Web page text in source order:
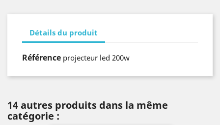
Détails du produit
Référence projecteur led 200w
14 autres produits dans la même
catégorie :